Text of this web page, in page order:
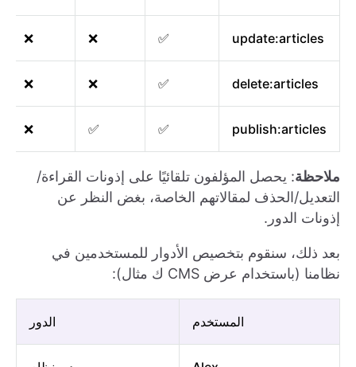
update:articles
✅
❌
❌
delete:articles
✅
❌
❌
publish:articles
✅
✅
❌
ملاحظة: يحصل المؤلفون تلقائيًا على إذونات القراءة/
التعديل/الحذف لمقالاتهم الخاصة، بغض النظر عن
إذونات الدور.
بعد ذلك، سنقوم بتخصيص الأدوار للمستخدمين في
نظامنا (باستخدام عرض CMS ك مثال):
المستخدم الدور